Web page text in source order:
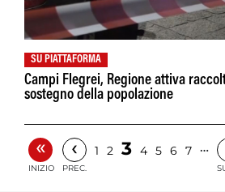
SU PIATTAFORMA
Campi Flegrei, Regione attiva
sostegno della popolazione
«
INIZIO
‹
PREC.
1 2 3 4 5 6 7 …